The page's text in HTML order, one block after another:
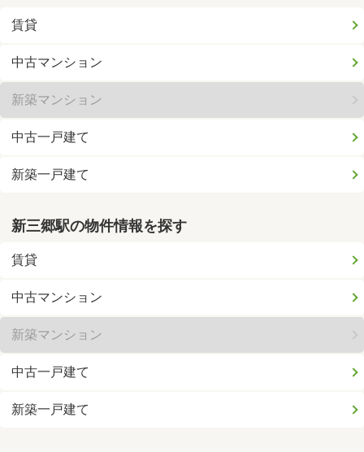
賃貸
中古マンション
新築マンション
中古一戸建て
新築一戸建て
新三郷駅の物件情報を探す
賃貸
中古マンション
新築マンション
中古一戸建て
新築一戸建て